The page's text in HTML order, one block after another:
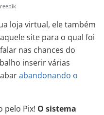
loja virtual, ele também
site para o qual foi
nas chances do
inserir várias
abandonando o
pelo Pix! O sistema